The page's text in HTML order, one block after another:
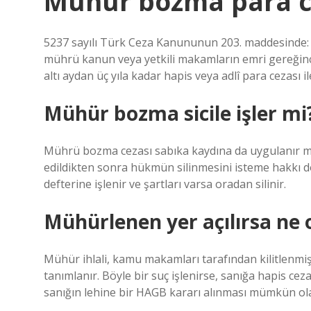
5237 sayılı Türk Ceza Kanununun 203.
mührü kanun veya yetkili makamların emri
altı aydan üç yıla kadar hapis veya adlî para cezası
Mühür bozma sicile işler
Mührü bozma cezası sabıka kaydına da uygulanır
edildikten sonra hükmün silinmesini isteme hakkı
defterine işlenir ve şartları varsa oradan silinir.
Mühürlenen yer açılırsa ne
Mühür ihlali, kamu makamları tarafından
tanımlanır. Böyle bir suç işlenirse, sanığa hapis
sanığın lehine bir HAGB kararı alınması mümkün